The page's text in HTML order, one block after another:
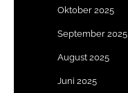
Oktober 2025
September 2025
August 2025
Juni 2025